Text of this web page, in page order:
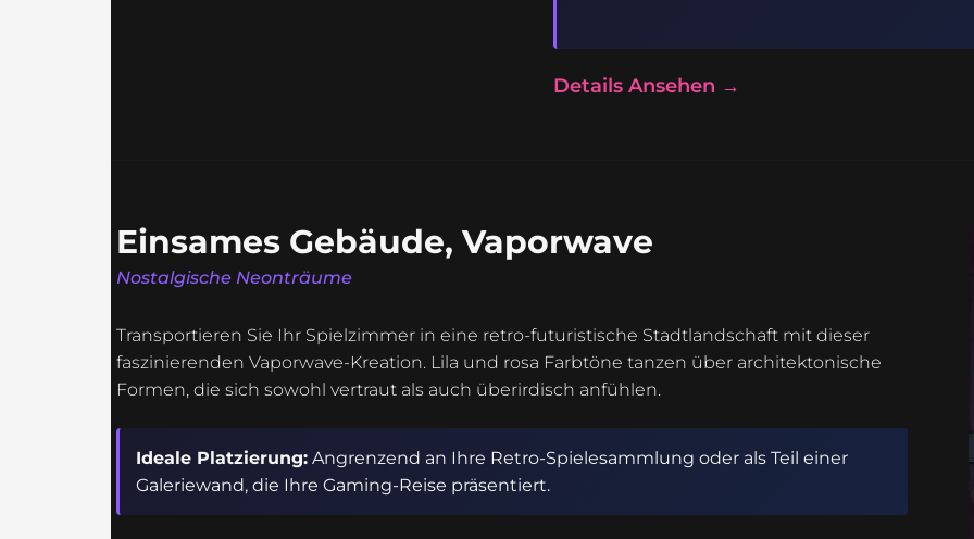
Details Ansehen →
Einsames Gebäude, Vaporwave
Nostalgische Neonträume
Transportieren Sie Ihr Spielzimmer in eine retro-futuristische Stadtlandschaft mit dieser
faszinierenden Vaporwave-Kreation. Lila und rosa Farbtöne tanzen über architektonische
Formen, die sich sowohl vertraut als auch überirdisch anfühlen.
Ideale Platzierung: Angrenzend an Ihre Retro-Spielesammlung oder als Teil einer
Galeriewand, die Ihre Gaming-Reise präsentiert.